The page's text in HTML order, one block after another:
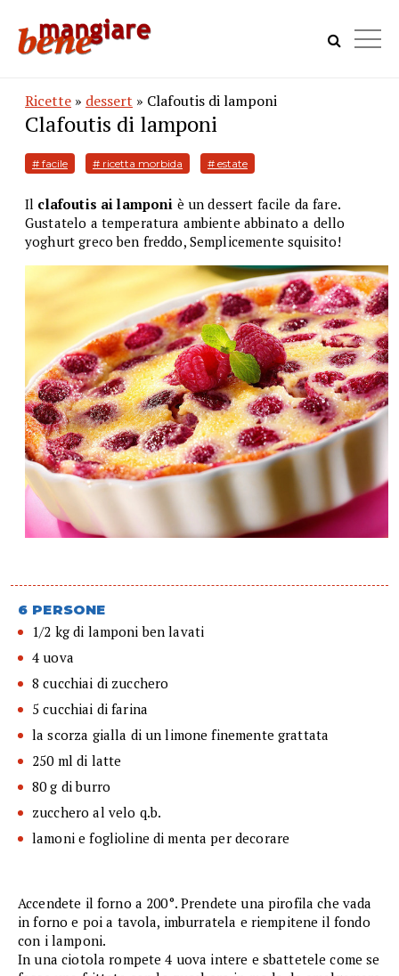
Ricette » dessert » Clafoutis di lamponi
Clafoutis di lamponi
# facile # ricetta morbida # estate
Il clafoutis ai lamponi è un dessert facile da fare.
Gustatelo a temperatura ambiente abbinato a dello
yoghurt greco ben freddo, Semplicemente squisito!
6 PERSONE
1/2 kg di lamponi ben lavati
4 uova
8 cucchiai di zucchero
5 cucchiai di farina
la scorza gialla di un limone finemente grattata
250 ml di latte
80 g di burro
zucchero al velo q.b.
lamoni e foglioline di menta per decorare
Accendete il forno a 200°. Prendete una pirofila che vada
in forno e poi a tavola, imburratela e riempitene il fondo
con i lamponi.
In una ciotola rompete 4 uova intere e sbattetele come se